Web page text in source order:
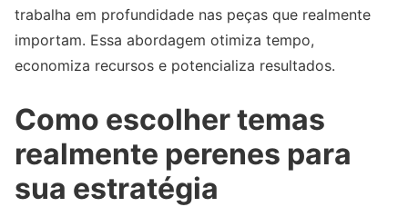
trabalha em profundidade nas peças que realmente
importam. Essa abordagem otimiza tempo,
economiza recursos e potencializa resultados.
Como escolher temas
realmente perenes para
sua estratégia